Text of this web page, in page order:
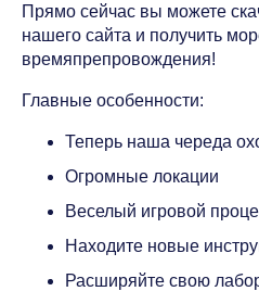
Прямо сейчас вы можете
нашего сайта и получить
времяпрепровождения!
Главные особенности:
Теперь наша череда
Огромные локации
Веселый игровой
Находите новые
Расширяйте свою